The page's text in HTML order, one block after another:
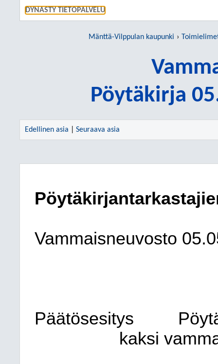
DYNASTY TIETOPALVELU
Mänttä-Vilppulan kaupunki
Pöytäkirja
Edellinen asia Seuraava asia
Vammaisneuvosto
Päätösesitys
kaksi